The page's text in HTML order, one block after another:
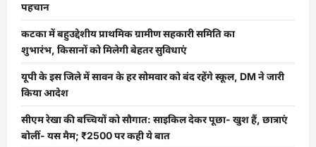
पहचान
कटका में बहुउद्देशीय प्राथमिक ग्रामीण सहकारी समिति का
शुभारंभ, किसानों को मिलेगी बेहतर सुविधाएं
यूपी के इस जिले में सावन के हर सोमवार को बंद रहेंगे स्कूल, DM ने जारी
किया आदेश
सीएम रेखा की बच्चियों को सौगात: साइकिल देकर पूछा- खुश हैं, छात्राएं
बोलीं- यस मैम; ₹2500 पर कही ये बात